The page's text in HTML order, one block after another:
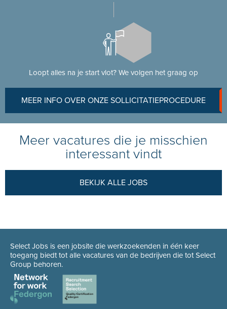
Loopt alles na je start vlot? We volgen het graag op
MEER INFO OVER ONZE SOLLICITATIEPROCEDURE
Meer vacatures die je misschien
interessant vindt
BEKIJK ALLE JOBS
Select Jobs is een jobsite die werkzoekenden in één keer
toegang biedt tot alle vacatures van de bedrijven die tot Select
Group behoren.